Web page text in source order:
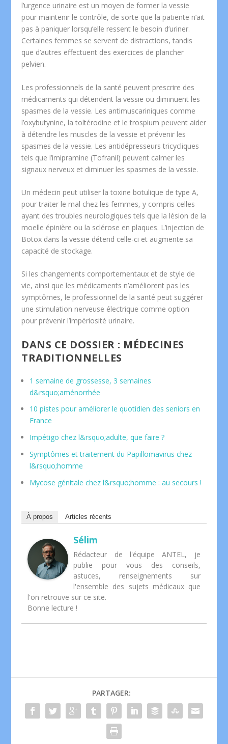
l’urgence urinaire est un moyen de former la vessie
pour maintenir le contrôle, de sorte que la patiente n’ait
pas à paniquer lorsqu’elle ressent le besoin d’uriner.
Certaines femmes se servent de distractions, tandis
que d’autres effectuent des exercices de plancher
pelvien.
Les professionnels de la santé peuvent prescrire des
médicaments qui détendent la vessie ou diminuent les
spasmes de la vessie. Les antimuscariniques comme
l’oxybutynine, la toltérodine et le trospium peuvent aider
à détendre les muscles de la vessie et prévenir les
spasmes de la vessie. Les antidépresseurs tricycliques
tels que l’imipramine (Tofranil) peuvent calmer les
signaux nerveux et diminuer les spasmes de la vessie.
Un médecin peut utiliser la toxine botulique de type A,
pour traiter le mal chez les femmes, y compris celles
ayant des troubles neurologiques tels que la lésion de la
moelle épinière ou la sclérose en plaques. L’injection de
Botox dans la vessie détend celle-ci et augmente sa
capacité de stockage.
Si les changements comportementaux et de style de
vie, ainsi que les médicaments n’améliorent pas les
symptômes, le professionnel de la santé peut suggérer
une stimulation nerveuse électrique comme option
pour prévenir l’impériosité urinaire.
DANS CE DOSSIER : MÉDECINES
TRADITIONNELLES
1 semaine de grossesse, 3 semaines
d&rsquo;aménorrhée
10 pistes pour améliorer le quotidien des seniors en
France
Impétigo chez l&rsquo;adulte, que faire ?
Symptômes et traitement du Papillomavirus chez
l&rsquo;homme
Mycose génitale chez l&rsquo;homme : au secours !
À propos Articles récents
Sélim
Rédacteur de l'équipe ANTEL, je
publie pour vous des conseils,
astuces, renseignements sur
l'ensemble des sujets médicaux que
l'on retrouve sur ce site.
Bonne lecture !
PARTAGER: